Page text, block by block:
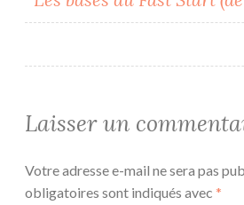
Laisser un
Votre adresse e-mail ne sera pas
obligatoires sont indiqués avec *